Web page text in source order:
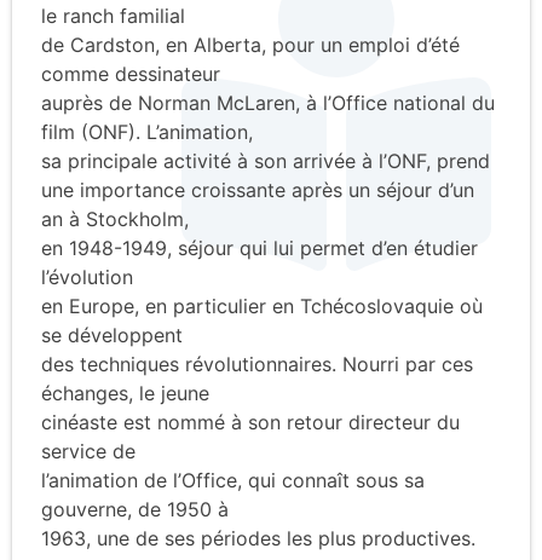
le ranch familial
de Cardston, en Alberta, pour un emploi d’été
comme dessinateur
auprès de Norman McLaren, à l’Office national du
film (ONF). L’animation,
sa principale activité à son arrivée à l’ONF, prend
une importance croissante après un séjour d’un
an à Stockholm,
en 1948-1949, séjour qui lui permet d’en étudier
l’évolution
en Europe, en particulier en Tchécoslovaquie où
se développent
des techniques révolutionnaires. Nourri par ces
échanges, le jeune
cinéaste est nommé à son retour directeur du
service de
l’animation de l’Office, qui connaît sous sa
gouverne, de 1950 à
1963, une de ses périodes les plus productives.